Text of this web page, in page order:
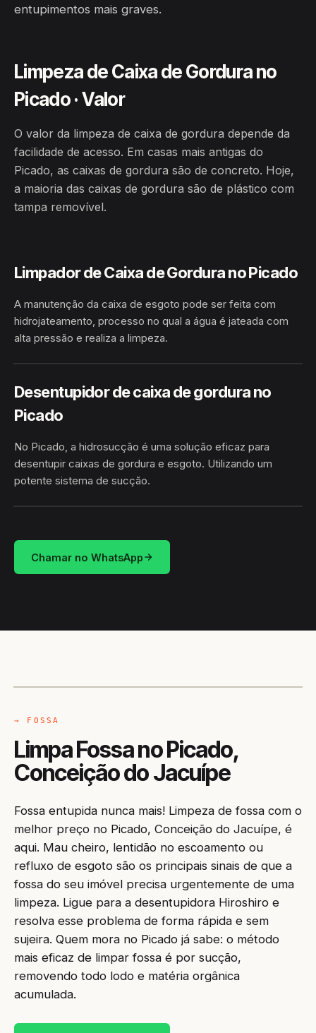
entupimentos mais graves.
Limpeza de Caixa de Gordura no
Picado · Valor
O valor da limpeza de caixa de gordura depende da
facilidade de acesso. Em casas mais antigas do
Picado, as caixas de gordura são de concreto. Hoje,
a maioria das caixas de gordura são de plástico com
tampa removível.
Limpador de Caixa de Gordura no Picado
A manutenção da caixa de esgoto pode ser feita com
hidrojateamento, processo no qual a água é jateada com
alta pressão e realiza a limpeza.
HIDROJATEAMENTO
PICADO · CONCEIÇÃO DO
Desentupidor de caixa de gordura no
Picado
No Picado, a hidrosucção é uma solução eficaz para
desentupir caixas de gordura e esgoto. Utilizando um
potente sistema de sucção.
HIDROSUCÇÃO PICADO · CONCEIÇÃO DO JACUÍPE/BA
Chamar no WhatsApp
→ FOSSA
Limpa Fossa no Picado,
Conceição do Jacuípe
Fossa entupida nunca mais! Limpeza de fossa com o
melhor preço no Picado, Conceição do Jacuípe, é
aqui. Mau cheiro, lentidão no escoamento ou
refluxo de esgoto são os principais sinais de que a
fossa do seu imóvel precisa urgentemente de uma
limpeza. Ligue para a desentupidora Hiroshiro e
resolva esse problema de forma rápida e sem
sujeira. Quem mora no Picado já sabe: o método
mais eficaz de limpar fossa é por sucção,
removendo todo lodo e matéria orgânica
acumulada.